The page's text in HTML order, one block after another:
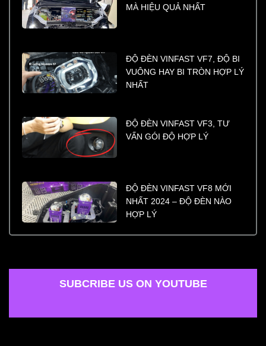
MÀ HIỆU QUẢ NHẤT
ĐỘ ĐÈN VINFAST VF7, ĐỘ BI
VUÔNG HAY BI TRÒN HỢP LÝ
NHẤT
ĐỘ ĐÈN VINFAST VF3, TƯ
VẤN GÓI ĐỘ HỢP LÝ
ĐỘ ĐÈN VINFAST VF8 MỚI
NHẤT 2024 – ĐỘ ĐÈN NÀO
HỢP LÝ
SUBCRIBE US ON YOUTUBE